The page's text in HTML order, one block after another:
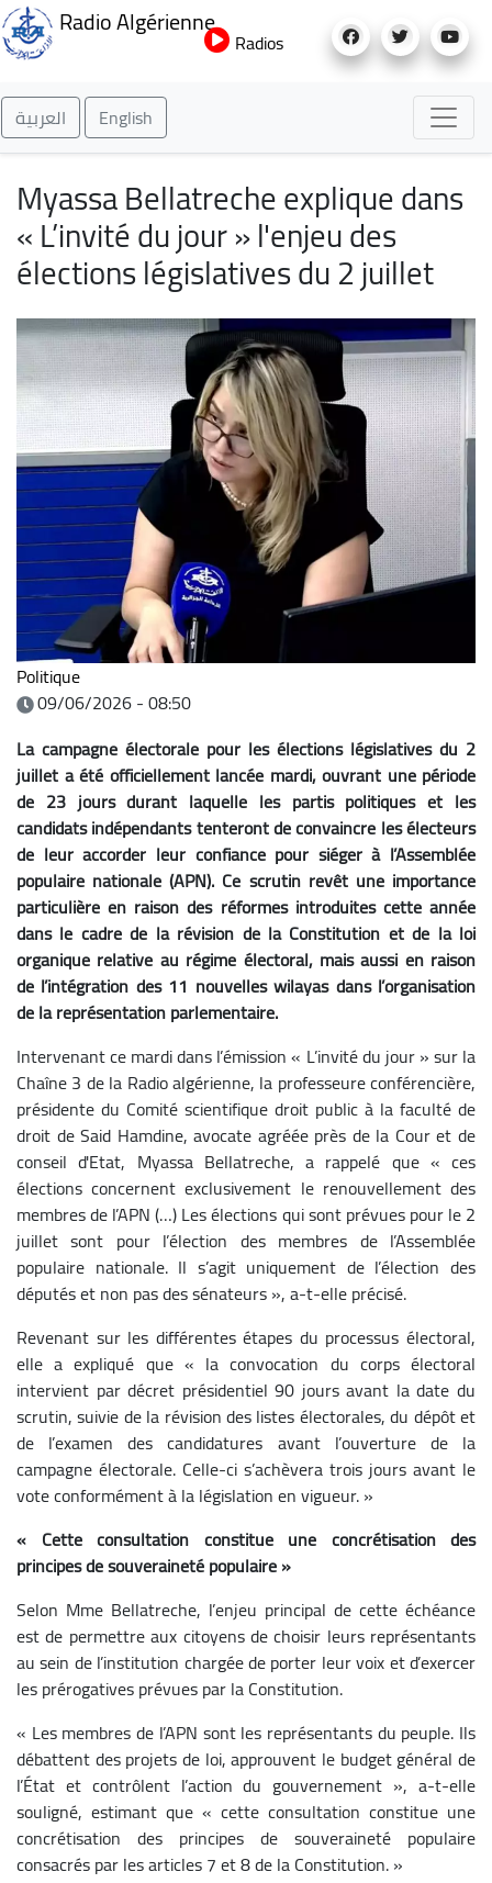
au
Radio Algérienne
Radios
العربية English
Myassa Bellatreche explique dans
« L’invité du jour » l'enjeu des
élections législatives du 2 juillet
Politique
09/06/2026 - 08:50
La campagne électorale pour les élections législatives du 2
juillet a été officiellement lancée mardi, ouvrant une période
de 23 jours durant laquelle les partis politiques et les
candidats indépendants tenteront de convaincre les électeurs
de leur accorder leur confiance pour siéger à l’Assemblée
populaire nationale (APN). Ce scrutin revêt une importance
particulière en raison des réformes introduites cette année
dans le cadre de la révision de la Constitution et de la loi
organique relative au régime électoral, mais aussi en raison
de l’intégration des 11 nouvelles wilayas dans l’organisation
de la représentation parlementaire.
Intervenant ce mardi dans l’émission « L’invité du jour » sur la
Chaîne 3 de la Radio algérienne, la professeure conférencière,
présidente du Comité scientifique droit public à la faculté de
droit de Said Hamdine, avocate agréée près de la Cour et de
conseil d'Etat, Myassa Bellatreche, a rappelé que « ces
élections concernent exclusivement le renouvellement des
membres de l’APN (…) Les élections qui sont prévues pour le 2
juillet sont pour l’élection des membres de l’Assemblée
populaire nationale. Il s’agit uniquement de l’élection des
députés et non pas des sénateurs », a-t-elle précisé.
Revenant sur les différentes étapes du processus électoral,
elle a expliqué que « la convocation du corps électoral
intervient par décret présidentiel 90 jours avant la date du
scrutin, suivie de la révision des listes électorales, du dépôt et
de l’examen des candidatures avant l’ouverture de la
campagne électorale. Celle-ci s’achèvera trois jours avant le
vote conformément à la législation en vigueur. »
« Cette consultation constitue une concrétisation des
principes de souveraineté populaire »
Selon Mme Bellatreche, l’enjeu principal de cette échéance
est de permettre aux citoyens de choisir leurs représentants
au sein de l’institution chargée de porter leur voix et d’exercer
les prérogatives prévues par la Constitution.
« Les membres de l’APN sont les représentants du peuple. Ils
débattent des projets de loi, approuvent le budget général de
l’État et contrôlent l’action du gouvernement », a-t-elle
souligné, estimant que « cette consultation constitue une
concrétisation des principes de souveraineté populaire
consacrés par les articles 7 et 8 de la Constitution. »